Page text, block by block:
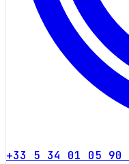
+33 5 34 01 05 90